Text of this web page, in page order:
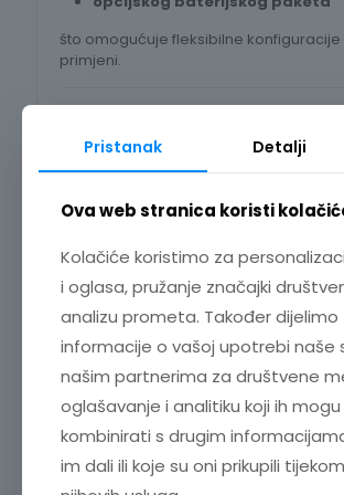
što omogućuje fleksibilne konfiguracije
primjeni.
LR8530 se isporučuje s:
montažnom pločom i vijcima
što omogućujesigurno
drugu ravnu površinu.
Zašto odabrati HIOKI LR8530?
✔ 15 kanala po modulu
✔ do 105 bežičnih kanala
po jednom
✔ proširivo do 165 kanalau kombinaciji
modulima
✔ DC napon do100 V
✔ mjerenje temperature s9 tipova
Pristanak Detalji
Ova web stranica koristi
Kolačiće koristimo za
i oglasa, pružanje značajki
analizu prometa. Također dijelimo
informacije o vašoj upotrebi naše
našim partnerima za društvene
oglašavanje i analitiku koji ih mogu
kombinirati s drugim
im dali ili koje su oni prikupili